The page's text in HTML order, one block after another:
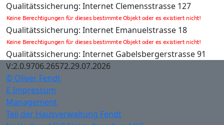
Qualitätssicherung: Internet Clemensstrasse 127
Qualitätssicherung: Internet Emanuelstrasse 18
Qualitätssicherung: Internet Gabelsbergerstrasse 91
V:2.0.9706.26572.29.07.2026
© Oliver Fendt
Ɛ Impressum
Management
Teil der Hausverwaltung Fendt